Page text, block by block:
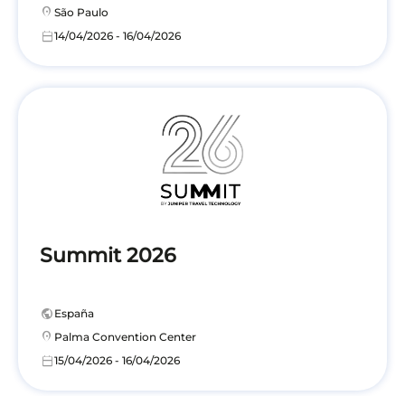
location_on São Paulo
calendar_today14/04/2026 - 16/04/2026
Summit 2026
public España
location_on Palma Convention Center
calendar_today15/04/2026 - 16/04/2026